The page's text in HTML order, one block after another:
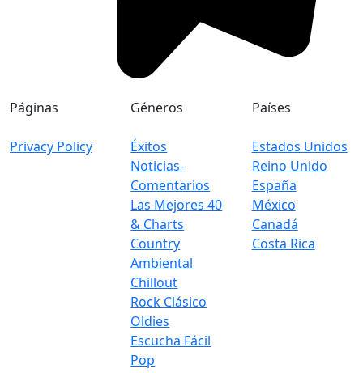
Páginas
Privacy Policy
Géneros
Éxitos
Noticias-
Comentarios
Las Mejores 40
& Charts
Country
Ambiental
Chillout
Rock Clásico
Oldies
Escucha Fácil
Pop
Países
Estados Unidos
Reino Unido
España
México
Canadá
Costa Rica